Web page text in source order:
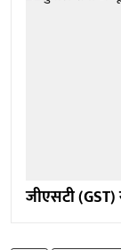
जीएसटी